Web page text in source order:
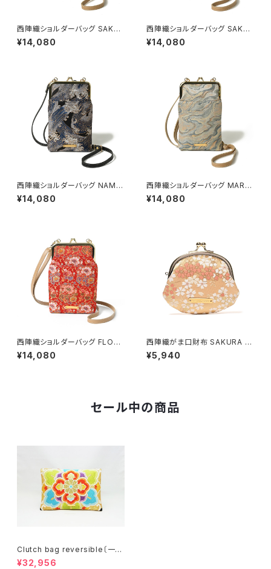
西陣織ショルダーバッグ SAKU
RA / NSS1
¥14,080
西陣織ショルダーバッグ SAKU
RA / NSS2
¥14,080
西陣織ショルダーバッグ NAMI /
NSS3
¥14,080
西陣織ショルダーバッグ MARB
LE / NSS5
¥14,080
西陣織ショルダーバッグ FLORA
L / NSS6
¥14,080
西陣織がま口財布 SAKURA /
NWG3
¥5,940
セール中の商品
Clutch bag reversible〔一点
物〕C077R
¥32,956